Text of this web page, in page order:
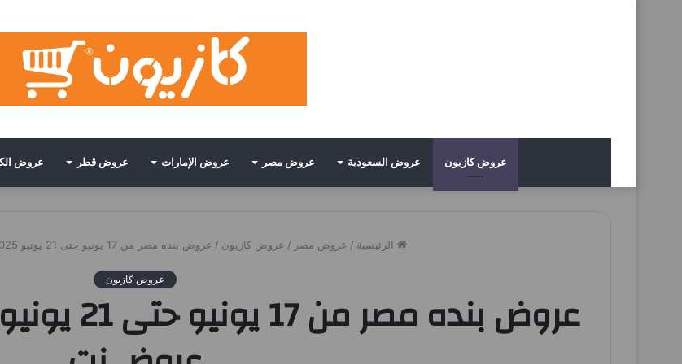
عروض كازيون عروض السعودية عروض مصر عروض الإمارات عروض قطر عروض
الرئيسية / عروض مصر / عروض كازيون / عروض بنده مصر من 17 يونيو حتى 21 يونيو 2025 مهرجان البطيخ • عروض نت
عروض كازيون